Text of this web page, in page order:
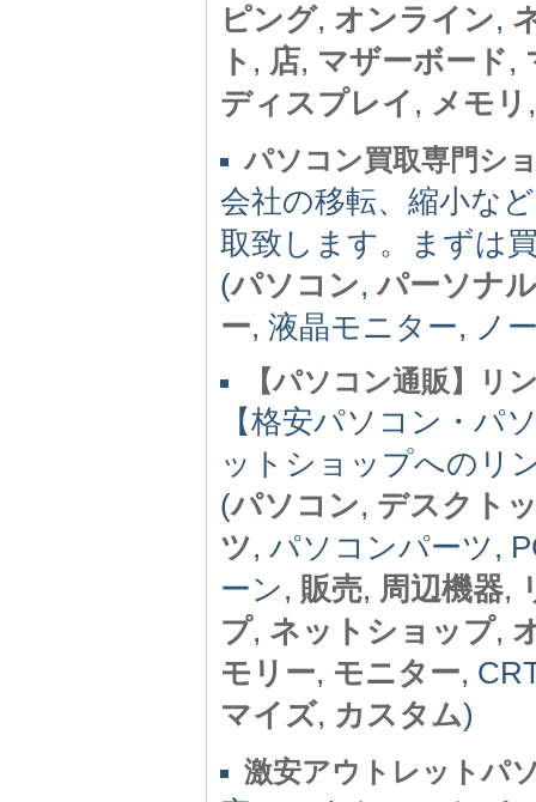
ピング, オンライン,
ト , 店, マザーボード,
ディスプレイ , メモリ
パソコン買取専門シ
会社の移転、縮小な
取致します。まずは
(パソコン,パーソナ
ー, 液晶モニター, ノ
【パソコン通販】リ
【格安パソコン・パ
ットショップへのリ
(パソコン, デスクト
ツ, パソコンパーツ,
ーン, 販売, 周辺機器,
プ, ネットショップ,
モリー, モニター,
マイズ, カスタム)
激安アウトレットパ